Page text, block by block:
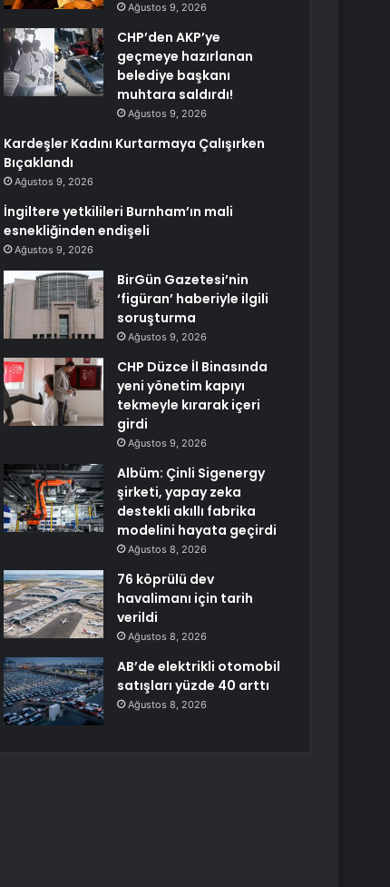
Ağustos 9, 2026
CHP’den AKP’ye
geçmeye hazırlanan
belediye başkanı
muhtara saldırdı!
Ağustos 9, 2026
Kardeşler Kadını Kurtarmaya Çalışırken
Bıçaklandı
Ağustos 9, 2026
İngiltere yetkilileri Burnham’ın mali
esnekliğinden endişeli
Ağustos 9, 2026
BirGün Gazetesi’nin
‘figüran’ haberiyle ilgili
soruşturma
Ağustos 9, 2026
CHP Düzce İl Binasında
yeni yönetim kapıyı
tekmeyle kırarak içeri
girdi
Ağustos 9, 2026
Albüm: Çinli Sigenergy
şirketi, yapay zeka
destekli akıllı fabrika
modelini hayata geçirdi
Ağustos 8, 2026
76 köprülü dev
havalimanı için tarih
verildi
Ağustos 8, 2026
AB’de elektrikli otomobil
satışları yüzde 40 arttı
Ağustos 8, 2026